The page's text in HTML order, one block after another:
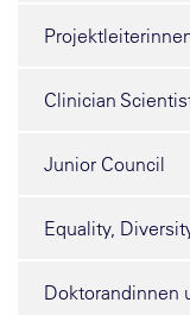
Clinician
Junior Council
Equality,
Doktorandinnen